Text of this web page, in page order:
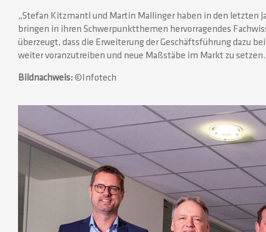
„Stefan Kitzmantl und Martin Mallinger haben in den letzten
bringen in ihren Schwerpunktthemen hervorragendes
überzeugt, dass die Erweiterung der Geschäftsführung dazu
weiter voranzutreiben und neue Maßstäbe im Markt zu setzen.
Bildnachweis:©Infotech